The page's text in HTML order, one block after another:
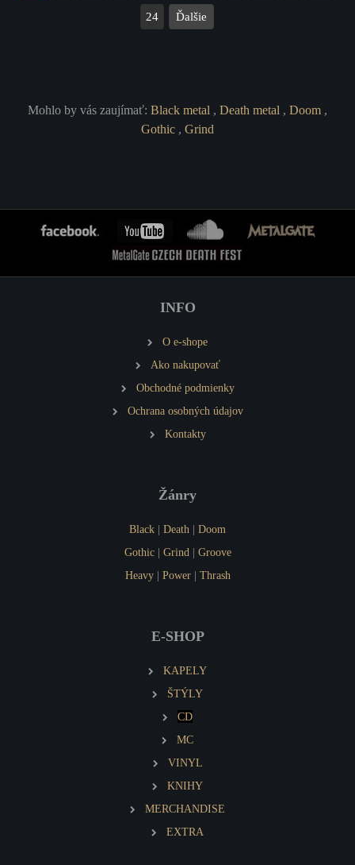
24
Mohlo by vás zaujímať: Black metal , Death metal , Doom ,
Gothic , Grind
INFO
O e-shope
Ako nakupovať
Obchodné podmienky
Ochrana osobných údajov
Kontakty
Žánry
Black | Death | Doom
Gothic| Grind| Groove
Heavy| Power| Thrash
E-SHOP
KAPELY
ŠTÝLY
CD
MC
VINYL
KNIHY
MERCHANDISE
EXTRA